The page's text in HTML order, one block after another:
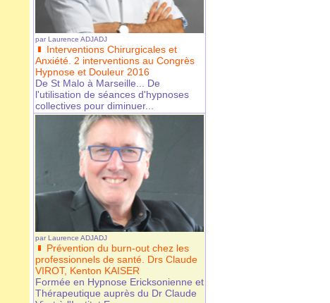
par Laurence ADJADJ
Interventions Chirurgicales et
Anxiété. 2 interventions au Congrès
Hypnose et Douleur 2016
De St Malo à Marseille... De
l'utilisation de séances d'hypnoses
collectives pour diminuer...
par Laurence ADJADJ
Prévention du burn-out chez les
professionnels de santé. Drs Claude
VIROT, Kenton KAISER
Formée en Hypnose Ericksonienne et
Thérapeutique auprès du Dr Claude